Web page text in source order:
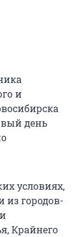
и
день
условиях,
из городов-
Крайнего